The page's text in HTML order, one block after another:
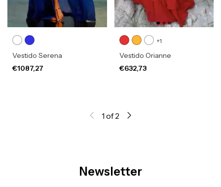
Vestido Serena
€1087,27
+1
Vestido Orianne
€632,73
1 of 2
Newsletter